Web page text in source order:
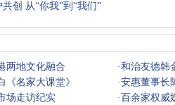
创 从“你我”到“我们”
两地文化融合 ·和治友德韩
名家大课堂》 ·安惠董事长
场走访纪实 ·百余家权威